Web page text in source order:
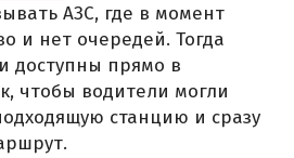
АЗС, где в момент
и нет очередей. Тогда
доступны прямо в
чтобы водители могли
станцию и сразу